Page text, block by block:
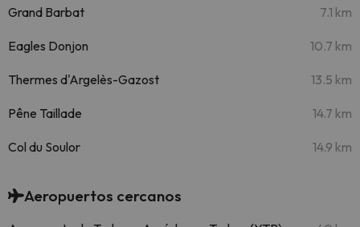
Grand Barbat 7.1 km
Eagles Donjon 10.7 km
Thermes d'Argelès-Gazost 13.5 km
Pêne Taillade 14.7 km
Col du Soulor 14.9 km
Aeropuertos cercanos